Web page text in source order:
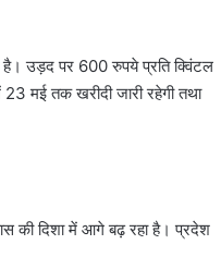
है। उड़द पर 600 रुपये प्रति क्विंटल
मई तक खरीदी जारी रहेगी तथा
की दिशा में आगे बढ़ रहा है। प्रदेश